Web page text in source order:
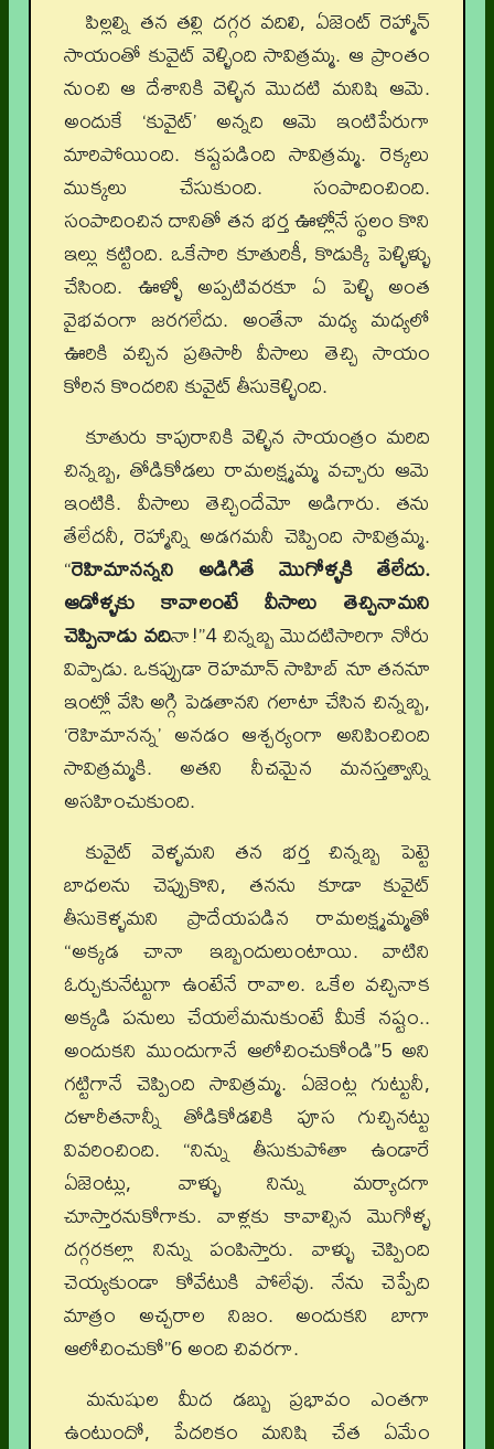
పిల్లల్ని తన తల్లి దగ్గర వదిలి, ఏజెంట్ రెహ్మాన్
సాయంతో కువైట్ వెళ్ళింది సావిత్రమ్మ. ఆ ప్రాంతం
నుంచి ఆ దేశానికి వెళ్ళిన మొదటి మనిషి ఆమె.
అందుకే ‘కువైట్’ అన్నది ఆమె ఇంటిపేరుగా
మారిపోయింది. కష్టపడింది సావిత్రమ్మ. రెక్కలు
ముక్కలు చేసుకుంది. సంపాదించింది.
సంపాదించిన దానితో తన భర్త ఊళ్లోనే స్థలం కొని
ఇల్లు కట్టింది. ఒకేసారి కూతురికీ, కొడుక్కి పెళ్ళిళ్ళు
చేసింది. ఊళ్ళో అప్పటివరకూ ఏ పెళ్ళి అంత
వైభవంగా జరగలేదు. అంతేనా మధ్య మధ్యలో
ఊరికి వచ్చిన ప్రతిసారీ వీసాలు తెచ్చి సాయం
కోరిన కొందరిని కువైట్ తీసుకెళ్ళింది.
కూతురు కాపురానికి వెళ్ళిన సాయంత్రం మరిది
చిన్నబ్బ, తోడికోడలు రామలక్ష్మమ్మ వచ్చారు ఆమె
ఇంటికి. వీసాలు తెచ్చిందేమో అడిగారు. తను
తేలేదనీ, రెహ్మాన్ని అడగమనీ చెప్పింది సావిత్రమ్మ.
“రెహిమానన్నని అడిగితే మొగోళ్ళకి తేలేదు.
ఆడోళ్ళకు కావాలంటే వీసాలు తెచ్చినామని
చెప్పినాడు వదినా!”4 చిన్నబ్బ మొదటిసారిగా నోరు
విప్పాడు. ఒకప్పుడా రెహమాన్ సాహిబ్ నూ తననూ
ఇంట్లో వేసి అగ్గి పెడతానని గలాటా చేసిన చిన్నబ్బ,
‘రెహిమానన్న’ అనడం ఆశ్చర్యంగా అనిపించింది
సావిత్రమ్మకి. అతని నీచమైన మనస్తత్వాన్ని
అసహించుకుంది.
కువైట్ వెళ్ళమని తన భర్త చిన్నబ్బ పెట్టె
బాధలను చెప్పుకొని, తనను కూడా కువైట్
తీసుకెళ్ళమని ప్రాదేయపడిన రామలక్ష్మమ్మతో
“అక్కడ చానా ఇబ్బందులుంటాయి. వాటిని
ఓర్చుకునేట్టుగా ఉంటేనే రావాల. ఒకేల వచ్చినాక
అక్కడి పనులు చేయలేమనుకుంటే మీకే నష్టం..
అందుకని ముందుగానే ఆలోచించుకోండి”5 అని
గట్టిగానే చెప్పింది సావిత్రమ్మ. ఏజెంట్ల గుట్టునీ,
దళారీతనాన్నీ తోడికోడలికి పూస గుచ్చినట్టు
వివరించింది. “నిన్ను తీసుకుపోతా ఉండారే
ఏజెంట్లు, వాళ్ళు నిన్ను మర్యాదగా
చూస్తారనుకోగాకు. వాళ్లకు కావాల్సిన మొగోళ్ళ
దగ్గరకల్లా నిన్ను పంపిస్తారు. వాళ్ళు చెప్పింది
చెయ్యకుండా కోవేటుకి పోలేవు. నేను చెప్పేది
మాత్రం అచ్చరాల నిజం. అందుకని బాగా
ఆలోచించుకో”6 అంది చివరగా.
మనుషుల మీద డబ్బు ప్రభావం ఎంతగా
ఉంటుందో, పేదరికం మనిషి చేత ఏమేం